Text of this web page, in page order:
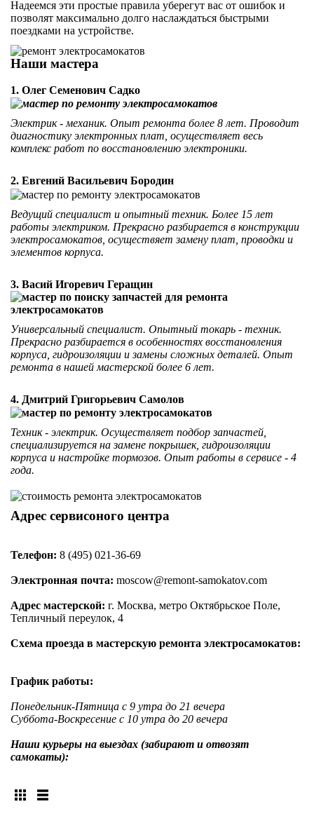
Надеемся эти простые правила уберегут вас от ошибок и
позволят максимально долго наслаждаться быстрыми
поездками на устройстве.
Наши мастера
1. Олег Семенович Садко
Электрик - механик. Опыт ремонта более 8 лет. Проводит
диагностику электронных плат, осуществляет весь
комплекс работ по восстановлению электроники.
2. Евгений Васильевич Бородин
Ведущий специалист и опытный техник. Более 15 лет
работы электриком. Прекрасно разбирается в конструкции
электросамокатов, осуществяет замену плат, проводки и
элементов корпуса.
3. Васий Игоревич Геращин
Универсальный специалист. Опытный токарь - техник.
Прекрасно разбирается в особенностях восстановления
корпуса, гидроизоляции и замены сложных деталей. Опыт
ремонта в нашей мастерской более 6 лет.
4. Дмитрий Григорьевич Самолов
Техник - электрик. Осуществляет подбор запчастей,
специализируется на замене покрышек, гидроизоляции
корпуса и настройке тормозов. Опыт работы в сервисе - 4
года.
Адрес сервисоного центра
Телефон: 8 (495) 021-36-69
Электронная почта: moscow@remont-samokatov.com
Адрес мастерской: г. Москва, метро Октябрьское Поле,
Тепличный переулок, 4
Схема проезда в мастерскую ремонта электросамокатов:
График работы:
Понедельник-Пятница с 9 утра до 21 вечера
Суббота-Воскресение с 10 утра до 20 вечера
Наши курьеры на выездах (забирают и отвозят
самокаты):